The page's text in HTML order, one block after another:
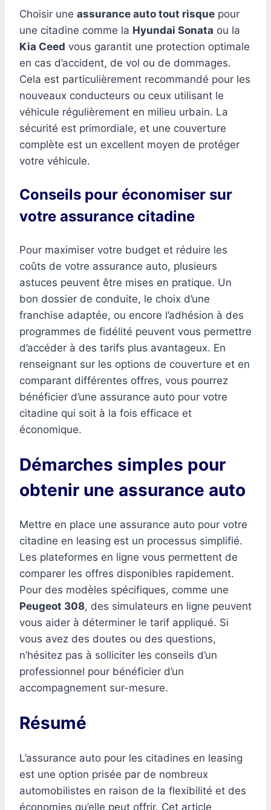
Choisir une assurance auto tout risque pour
une citadine comme la Hyundai Sonata ou la
Kia Ceed vous garantit une protection optimale
en cas d’accident, de vol ou de dommages.
Cela est particulièrement recommandé pour les
nouveaux conducteurs ou ceux utilisant le
véhicule régulièrement en milieu urbain. La
sécurité est primordiale, et une couverture
complète est un excellent moyen de protéger
votre véhicule.
Conseils pour économiser sur
votre assurance citadine
Pour maximiser votre budget et réduire les
coûts de votre assurance auto, plusieurs
astuces peuvent être mises en pratique. Un
bon dossier de conduite, le choix d’une
franchise adaptée, ou encore l’adhésion à des
programmes de fidélité peuvent vous permettre
d’accéder à des tarifs plus avantageux. En
renseignant sur les options de couverture et en
comparant différentes offres, vous pourrez
bénéficier d’une assurance auto pour votre
citadine qui soit à la fois efficace et
économique.
Démarches simples pour
obtenir une assurance auto
Mettre en place une assurance auto pour votre
citadine en leasing est un processus simplifié.
Les plateformes en ligne vous permettent de
comparer les offres disponibles rapidement.
Pour des modèles spécifiques, comme une
Peugeot 308, des simulateurs en ligne peuvent
vous aider à déterminer le tarif appliqué. Si
vous avez des doutes ou des questions,
n’hésitez pas à solliciter les conseils d’un
professionnel pour bénéficier d’un
accompagnement sur-mesure.
Résumé
L’assurance auto pour les citadines en leasing
est une option prisée par de nombreux
automobilistes en raison de la flexibilité et des
économies qu’elle peut offrir. Cet article